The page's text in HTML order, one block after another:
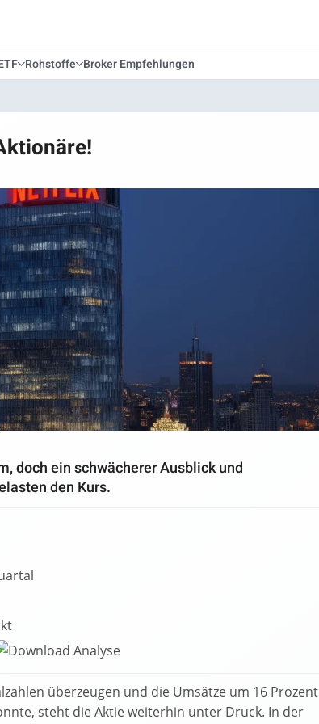
Rohstoffe Broker Empfehlungen
doch ein schwächerer Ausblick und
den Kurs.
überzeugen und die Umsätze um 16 Prozent
steht die Aktie weiterhin unter Druck. In der